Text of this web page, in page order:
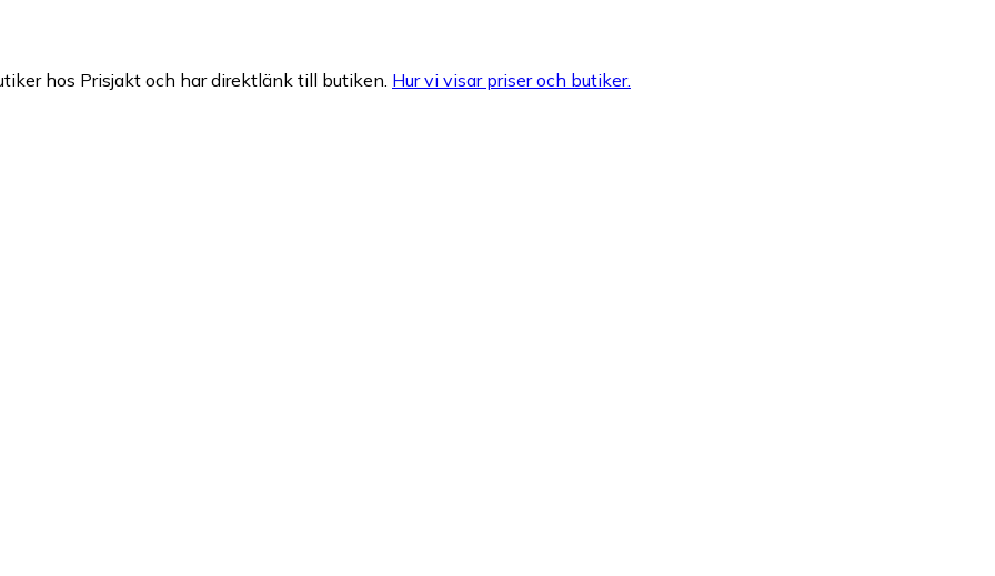
hos Prisjakt och har direktlänk till butiken. Hur vi visar priser och butiker.